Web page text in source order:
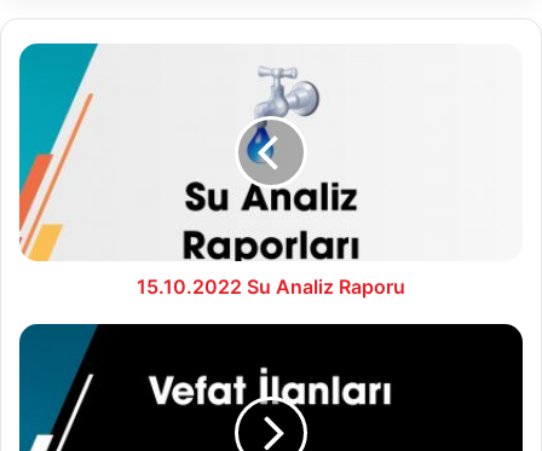
15.10.2022
Raporu
15.10.2022 Su Analiz Raporu
17.10.2022